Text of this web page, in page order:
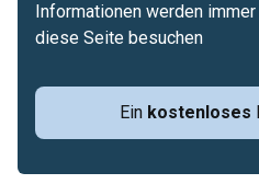
Ein kostenloses
Informationen werden
diese Seite besuchen